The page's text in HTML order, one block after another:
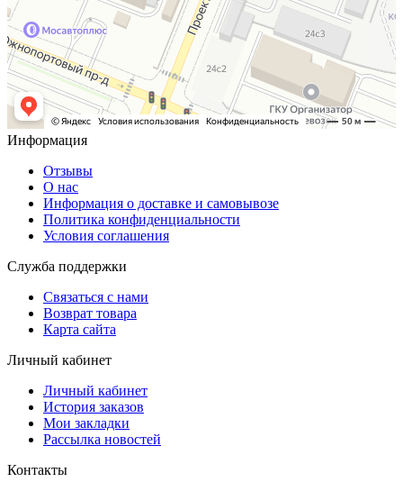
Информация
Отзывы
О нас
Информация о доставке и самовывозе
Политика конфиденциальности
Условия соглашения
Служба поддержки
Связаться с нами
Возврат товара
Карта сайта
Личный кабинет
Личный кабинет
История заказов
Мои закладки
Рассылка новостей
Контакты